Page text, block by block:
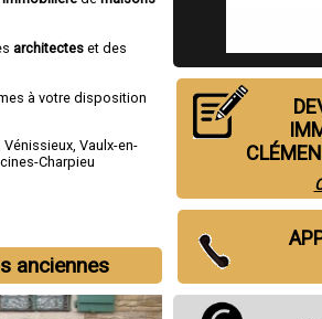
architectes et des
à votre disposition
,Vénissieux ,Vaulx-en-
Charpieu
anciennes